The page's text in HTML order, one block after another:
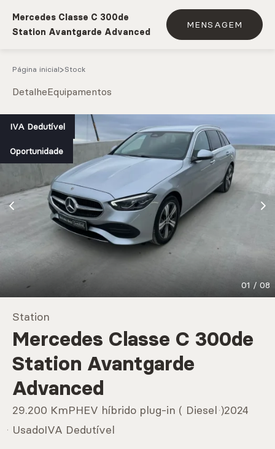
Mercedes Classe C 300de
Station Avantgarde Advanced
MENSAGEM
Página inicial Stock
DetalheEquipamentos
01 / 08
IVA Dedutível
Oportunidade
Station
Mercedes Classe C 300de
Station Avantgarde
Advanced
29.200 KmPHEV híbrido plug-in ( Diesel )2024
UsadoIVA Dedutível
e.g. Mercedes-Benz; BMW; Ford
Stock
CARREGAR MAIS
Marcas
CARREGAR MAIS
Serviços